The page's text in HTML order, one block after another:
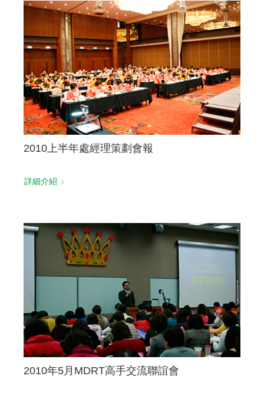
2010上半年處經理策劃會報
詳細介紹
2010年5月MDRT高手交流聯誼會